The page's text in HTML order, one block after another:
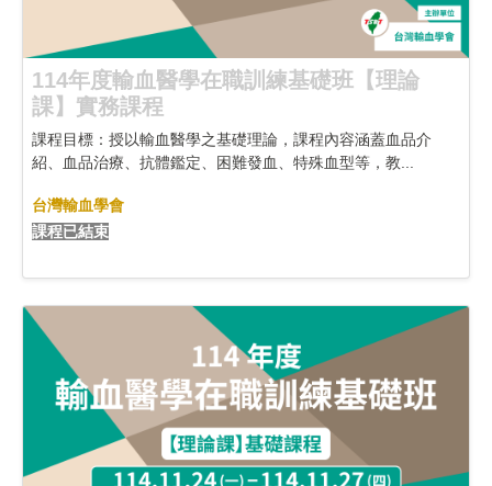
114年度輸血醫學在職訓練基礎班【理論
課】實務課程
課程目標：授以輸血醫學之基礎理論，課程內容涵蓋血品介
紹、血品治療、抗體鑑定、困難發血、特殊血型等，教...
台灣輸血學會
課程已結束